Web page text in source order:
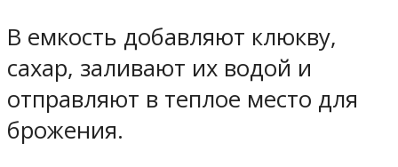
В емкость добавляют клюкву,
сахар, заливают их водой и
отправляют в теплое место для
брожения.